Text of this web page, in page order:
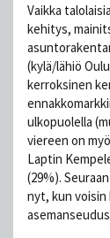
Vaikka
kehitys,
(kylä/lähiö
kerroksinen
ulkopuolella
viereen on
Laptin
(29%).
nyt, kun